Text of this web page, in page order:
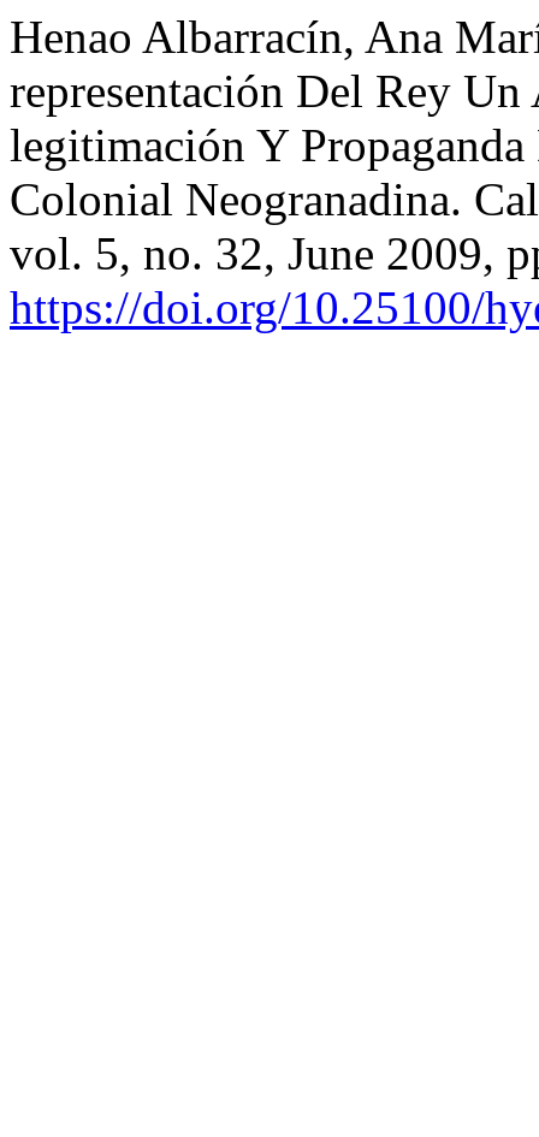
Henao Albarracín, Ana
representación Del Rey
legitimación Y
Colonial Neogranadina.
vol. 5, no. 32, June 2009,
https://doi.org/10.25100/